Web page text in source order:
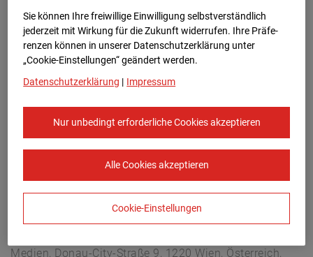
Europe/Berlin
Medien, Donau-City-Straße 9, 1220 Wien, Österreich,
Sie können Ihre freiwillige Einwilligung selbstverständlich
jederzeit mit Wirkung für die Zukunft widerrufen. Ihre Prä­fe­
renzen können in unserer Datenschutzerklärung unter
„Cookie-Einstellungen“ geändert werden.
Datenschutzerklärung | Impressum
Nur unbedingt erforderliche Cookies akzeptieren
Alle Cookies akzeptieren
Cookie-Einstellungen